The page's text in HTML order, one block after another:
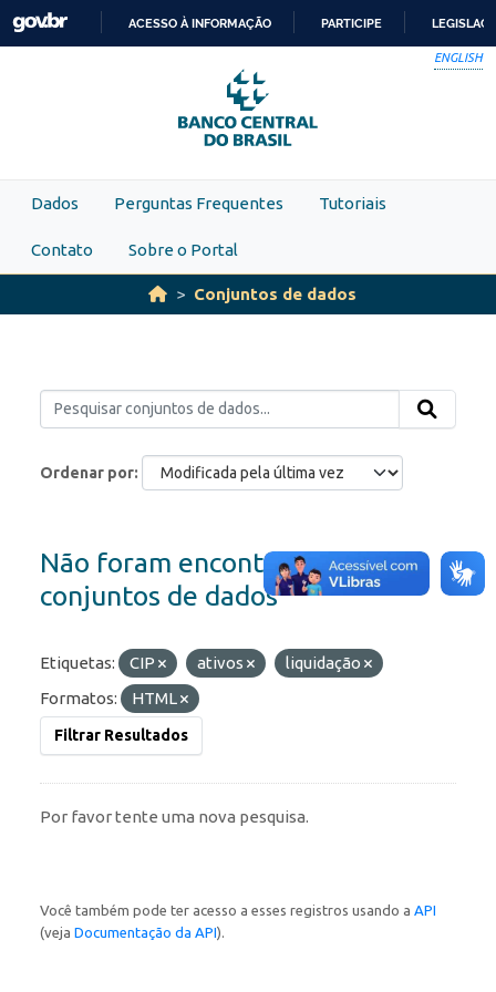
Skip to main content
PARA
O
CONTEÚDO
ACESSO À INFORMAÇÃO PARTICIPE
ENGLISH
Dados Perguntas Frequentes Tutoriais
Contato Sobre o Portal
Conjuntos de dados
Ordenar por
Não foram encontrados
conjuntos de dados
Etiquetas: CIP ativos
liquidação
Formatos:
HTML
Filtrar Resultados
Por favor tente uma nova pesquisa.
Você também pode ter acesso a esses registros usando a API
(veja Documentação da API).